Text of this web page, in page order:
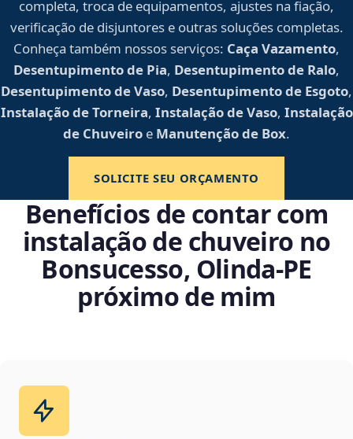
completa, troca de equipamentos, ajustes na fiação,
verificação de disjuntores e outras soluções completas.
Conheça também nossos serviços: Caça Vazamento,
Desentupimento de Pia, Desentupimento de Ralo,
Desentupimento de Vaso, Desentupimento de Esgoto,
Instalação de Torneira, Instalação de Vaso, Instalação
de Chuveiro e Manutenção de Box.
SOLICITE SEU ORÇAMENTO
Benefícios de contar com
instalação de chuveiro no
Bonsucesso, Olinda‑PE
próximo de mim